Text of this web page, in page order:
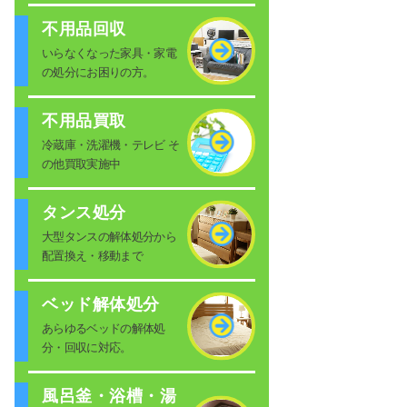
不用品回収
いらなくなった家具・家電
の処分にお困りの方。
不用品買取
冷蔵庫・洗濯機・テレビ そ
の他買取実施中
タンス処分
大型タンスの解体処分から
配置換え・移動まで
ベッド解体処分
あらゆるベッドの解体処
分・回収に対応。
風呂釜・浴槽・湯